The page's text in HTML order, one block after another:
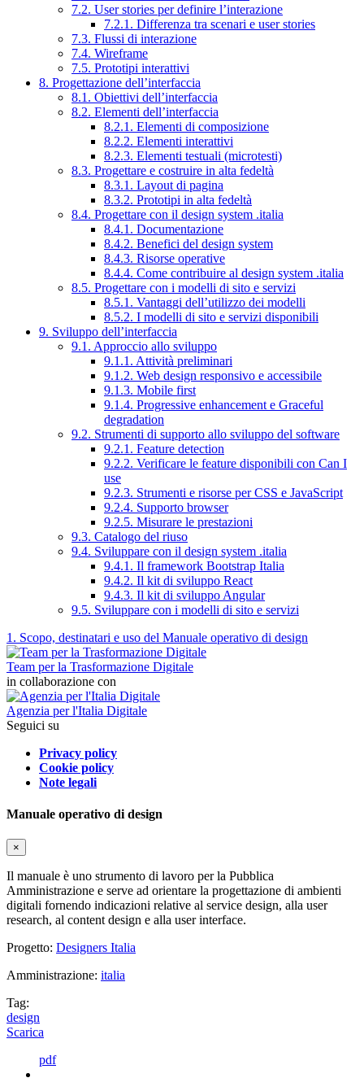
7.2. User stories per definire l’interazione
7.2.1. Differenza tra scenari e user stories
7.3. Flussi di interazione
7.4. Wireframe
7.5. Prototipi interattivi
8. Progettazione dell’interfaccia
8.1. Obiettivi dell’interfaccia
8.2. Elementi dell’interfaccia
8.2.1. Elementi di composizione
8.2.2. Elementi interattivi
8.2.3. Elementi testuali (microtesti)
8.3. Progettare e costruire in alta fedeltà
8.3.1. Layout di pagina
8.3.2. Prototipi in alta fedeltà
8.4. Progettare con il design system .italia
8.4.1. Documentazione
8.4.2. Benefici del design system
8.4.3. Risorse operative
8.4.4. Come contribuire al design system .italia
8.5. Progettare con i modelli di sito e servizi
8.5.1. Vantaggi dell’utilizzo dei modelli
8.5.2. I modelli di sito e servizi disponibili
9. Sviluppo dell’interfaccia
9.1. Approccio allo sviluppo
9.1.1. Attività preliminari
9.1.2. Web design responsivo e accessibile
9.1.3. Mobile first
9.1.4. Progressive enhancement e Graceful
degradation
9.2. Strumenti di supporto allo sviluppo del software
9.2.1. Feature detection
9.2.2. Verificare le feature disponibili con Can I
use
9.2.3. Strumenti e risorse per CSS e JavaScript
9.2.4. Supporto browser
9.2.5. Misurare le prestazioni
9.3. Catalogo del riuso
9.4. Sviluppare con il design system .italia
9.4.1. Il framework Bootstrap Italia
9.4.2. Il kit di sviluppo React
9.4.3. Il kit di sviluppo Angular
9.5. Sviluppare con i modelli di sito e servizi
1. Scopo, destinatari e uso del Manuale operativo di design
Team per la Trasformazione Digitale
in collaborazione con
Agenzia per l'Italia Digitale
Seguici su
Privacy policy
Cookie policy
Note legali
Manuale operativo di design
×
Il manuale è uno strumento di lavoro per la Pubblica
Amministrazione e serve ad orientare la progettazione di ambienti
digitali fornendo indicazioni relative al service design, alla user
research, al content design e alla user interface.
Progetto: Designers Italia
Amministrazione: italia
Tag:
design
Scarica
pdf